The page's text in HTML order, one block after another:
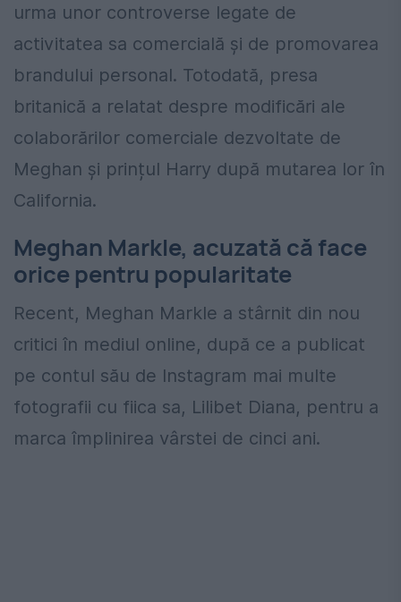
urma unor controverse legate de
activitatea sa comercială și de promovarea
brandului personal. Totodată, presa
britanică a relatat despre modificări ale
colaborărilor comerciale dezvoltate de
Meghan și prințul Harry după mutarea lor în
California.
Meghan Markle, acuzată că face
orice pentru popularitate
Recent, Meghan Markle a stârnit din nou
critici în mediul online, după ce a publicat
pe contul său de Instagram mai multe
fotografii cu fiica sa, Lilibet Diana, pentru a
marca împlinirea vârstei de cinci ani.